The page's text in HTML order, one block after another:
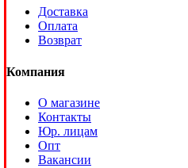
Доставка
Оплата
Возврат
Компания
О магазине
Контакты
Юр. лицам
Опт
Вакансии